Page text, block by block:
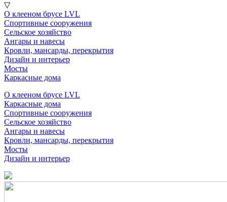
▽
О клееном брусе LVL
Спортивные сооружения
Сельское хозяйство
Ангары и навесы
Кровли, мансарды, перекрытия
Дизайн и интерьер
Мосты
Каркасные дома
О клееном брусе LVL
Каркасные дома
Спортивные сооружения
Сельское хозяйство
Ангары и навесы
Кровли, мансарды, перекрытия
Мосты
Дизайн и интерьер